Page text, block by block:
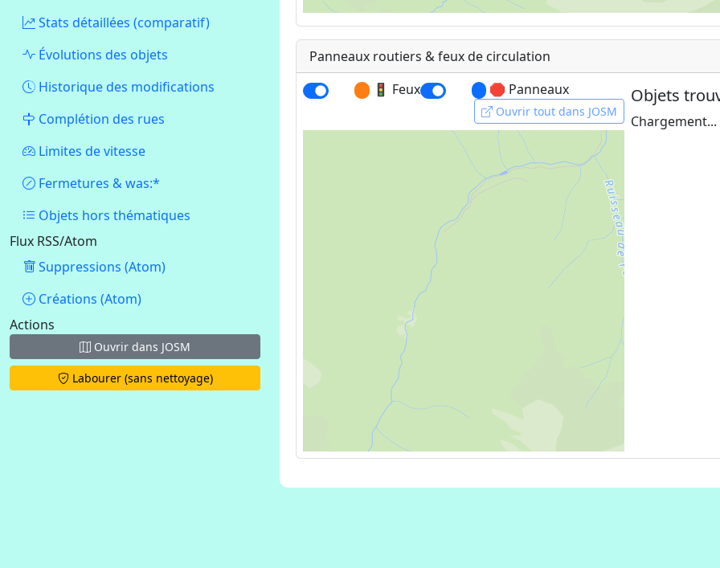
Stats détaillées (comparatif)
Évolutions des objets
Historique des modifications
Complétion des rues
Limites de vitesse
Fermetures & was:*
Objets hors thématiques
Flux RSS/Atom
Suppressions (Atom)
Créations (Atom)
Actions
Ouvrir dans JOSM
Labourer (sans nettoyage)
MapLibre|OpenFreeMap © OpenMapTiles
Panneaux routiers & feux de circulation
🚦 Feux
🛑 Panneaux
Ouvrir tout dans JOSM
500 m
Objets
Chargement...